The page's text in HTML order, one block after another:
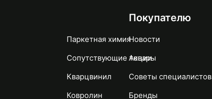
Паркетная химия
Сопутствующие товары
Кварцвинил
Ковролин
Покупателю
Новости
Акции
Советы специалистов
Бренды